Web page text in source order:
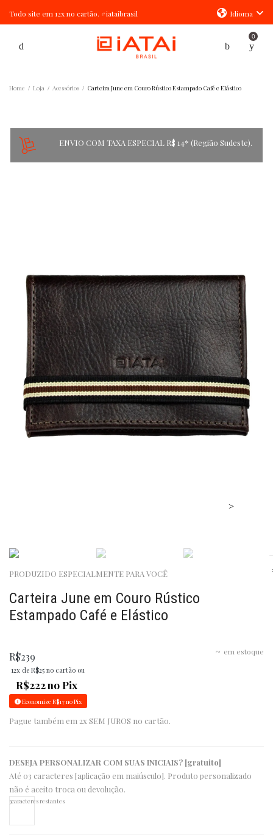
Todo site em 12x no cartão. #iataibrasil Idioma
0
Home / Loja / Acessórios / Carteira June em Couro Rústico Estampado Café e Elástico
ENVIO COM TAXA ESPECIAL R$ 14* (Região Sudeste).
PRODUZIDO ESPECIALMENTE PARA VOCÊ
Carteira June em Couro Rústico
Estampado Café e Elástico
em estoque
R$239
12x de R$25no cartão ou
R$222no Pix
Economize R$17no Pix
Pague também em 2x SEM JUROS no cartão.
DESEJA PERSONALIZAR COM SUAS INICIAIS? [gratuito]
Até 03 caracteres [aplicação em maiúsculo]. Produto personalizado
não é aceito troca ou devolução.
3caracteres restantes